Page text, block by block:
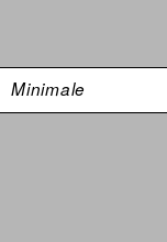
Minimale